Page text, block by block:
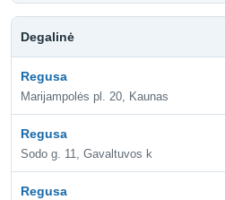
Degalinė
Regusa
Marijampolės pl. 20, Kaunas
Regusa
Sodo g. 11, Gavaltuvos k
Regusa